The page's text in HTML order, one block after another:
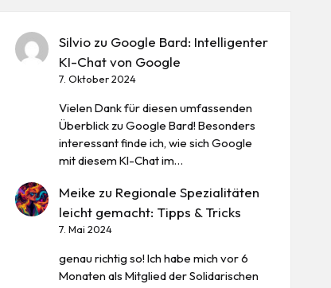
Silvio zu Google Bard: Intelligenter
KI-Chat von Google
7. Oktober 2024
Vielen Dank für diesen umfassenden
Überblick zu Google Bard! Besonders
interessant finde ich, wie sich Google
mit diesem KI-Chat im…
Meike zu Regionale Spezialitäten
leicht gemacht: Tipps & Tricks
7. Mai 2024
genau richtig so! Ich habe mich vor 6
Monaten als Mitglied der Solidarischen